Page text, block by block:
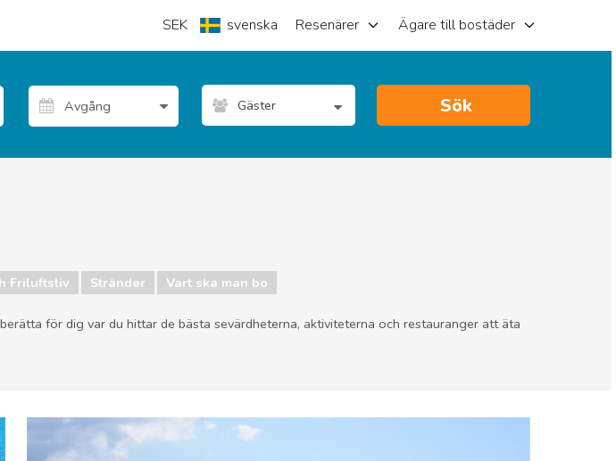
SEK svenska Resenärer Ägare till bostäder
Gäster Sök
Friluftsliv Stränder Vart ska man bo
för dig var du hittar de bästa sevärdheterna, aktiviteterna och restauranger att äta